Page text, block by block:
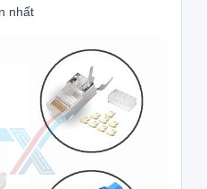
nhất